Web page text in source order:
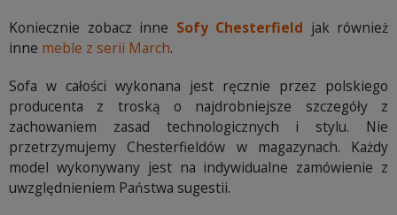
Koniecznie zobacz inne Sofy Chesterfield jak również
inne meble z serii March.
Sofa w całości wykonana jest ręcznie przez polskiego
producenta z troską o najdrobniejsze szczegóły z
zachowaniem zasad technologicznych i stylu. Nie
przetrzymujemy Chesterfieldów w magazynach. Każdy
model wykonywany jest na indywidualne zamówienie z
uwzględnieniem Państwa sugestii.